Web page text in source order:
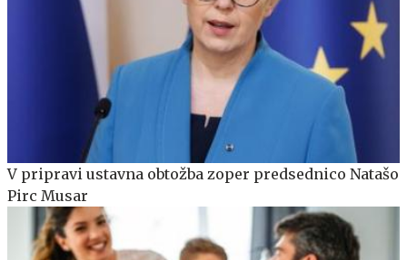
V pripravi ustavna obtožba zoper predsednico Natašo
Pirc Musar